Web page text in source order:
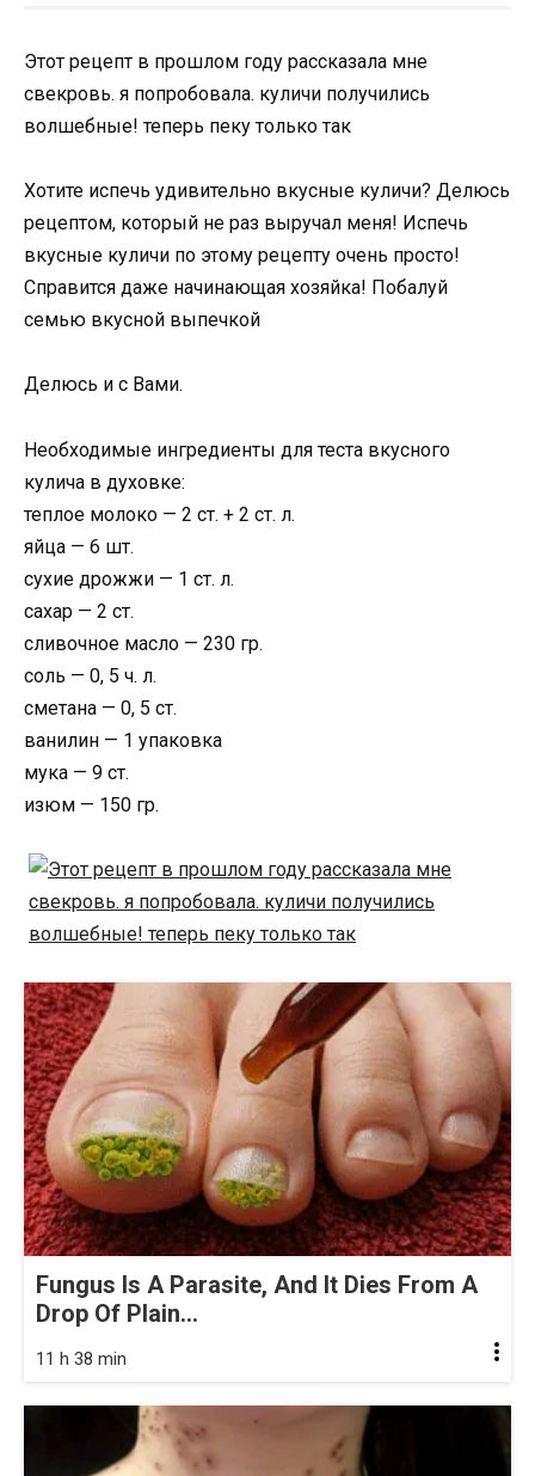
Этот рецепт в прошлом году рассказала мне
свекровь. я попробовала. куличи получились
волшебные! теперь пеку только так
Хотите испечь удивительно вкусные куличи? Делюсь
рецептом, который не раз выручал меня! Испечь
вкусные куличи по этому рецепту очень просто!
Справится даже начинающая хозяйка! Побалуй
семью вкусной выпечкой
Делюсь и с Вами.
Необходимые ингредиенты для теста вкусного
кулича в духовке:
теплое молоко — 2 ст. + 2 ст. л.
яйца — 6 шт.
сухие дрожжи — 1 ст. л.
сахар — 2 ст.
сливочное масло — 230 гр.
соль — 0, 5 ч. л.
сметана — 0, 5 ст.
ванилин — 1 упаковка
мука — 9 ст.
изюм — 150 гр.
Fungus Is A Parasite, And It Dies From A
Drop Of Plain...
11 h 38 min